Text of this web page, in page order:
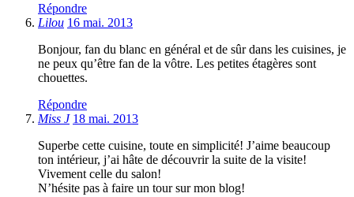
Répondre
Lilou 16 mai. 2013
Bonjour, fan du blanc en général et de sûr dans les cuisines, je
ne peux qu’être fan de la vôtre. Les petites étagères sont
chouettes.
Répondre
Miss J 18 mai. 2013
Superbe cette cuisine, toute en simplicité! J’aime beaucoup
ton intérieur, j’ai hâte de découvrir la suite de la visite!
Vivement celle du salon!
N’hésite pas à faire un tour sur mon blog!